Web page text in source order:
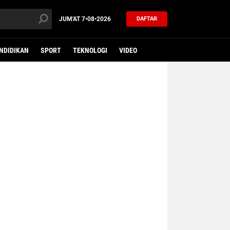
JUM'AT7•08•2026 DAFTAR
SPORT TEKNOLOGI VIDEO